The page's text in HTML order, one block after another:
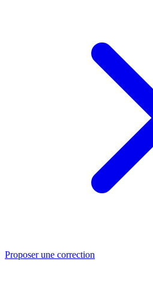
Proposer une correction